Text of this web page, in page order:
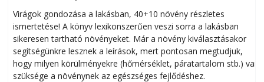
Virágok gondozása a lakásban, 40+10 növény részletes
ismertetése! A könyv lexikonszerűen veszi sorra a lakásban
sikeresen tart­ha­tó növényeket. Már a növény kiválasztásakor
segítségünkre lesznek a leírások, mert pontosan megtudjuk,
hogy milyen körülményekre (hőmérséklet, páratartalom stb.) van
szüksége a növénynek az egészséges fejlődéshez.